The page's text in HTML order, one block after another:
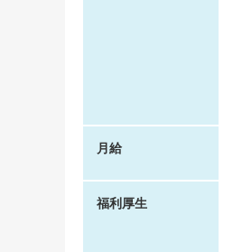
月給
福利厚生